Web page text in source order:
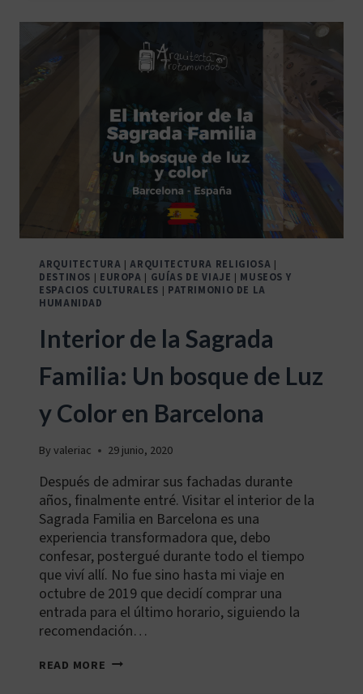
ARQUITECTURA |ARQUITECTURA RELIGIOSA |
DESTINOS | EUROPA | GUÍAS DE VIAJE | MUSEOS Y
ESPACIOS CULTURALES | PATRIMONIO DE LA
HUMANIDAD
Interior de la Sagrada
Familia: Un bosque de Luz
y Color en Barcelona
Byvaleriac 29 junio, 2020
Después de admirar sus fachadas durante
años, finalmente entré. Visitar el interior de la
Sagrada Familia en Barcelona es una
experiencia transformadora que, debo
confesar, postergué durante todo el tiempo
que viví allí. No fue sino hasta mi viaje en
octubre de 2019 que decidí comprar una
entrada para el último horario, siguiendo la
recomendación…
READ MORE INTERIOR